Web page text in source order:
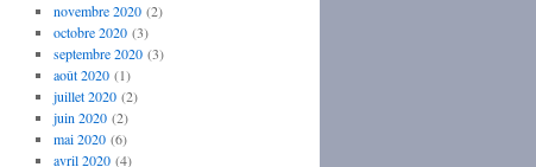
novembre 2020(2)
octobre 2020(3)
septembre 2020(3)
août 2020(1)
juillet 2020(2)
juin 2020(2)
mai 2020(6)
avril 2020(4)